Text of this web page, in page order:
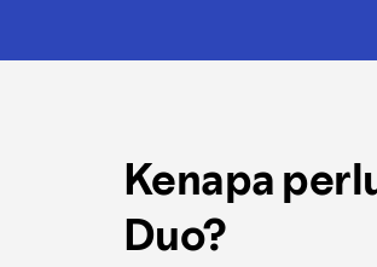
Kenapa
Duo?